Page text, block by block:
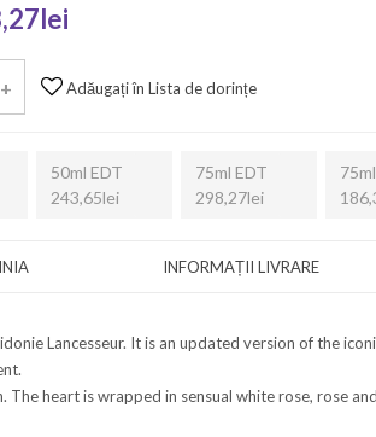
+ Adăugați în Lista de dorințe
50ml EDT
243,65lei
75ml EDT
298,27lei
INFORMAȚII LIVRARE
Lancesseur. It is an updated version of the
heart is wrapped in sensual white rose, rose